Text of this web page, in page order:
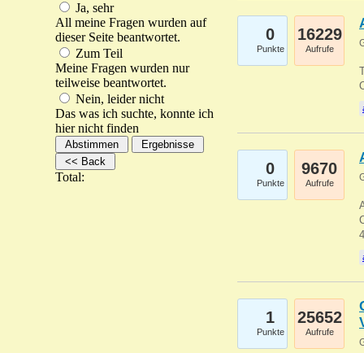
Ja, sehr
All meine Fragen wurden auf
dieser Seite beantwortet.
Zum Teil
Meine Fragen wurden nur
teilweise beantwortet.
Nein, leider nicht
Das was ich suchte, konnte ich
hier nicht finden
Total:
0
Punkte
16229
Aufrufe
0
Punkte
9670
Aufrufe
1
Punkte
25652
Aufrufe